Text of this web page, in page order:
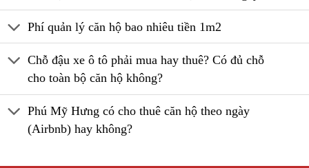
Phí quản lý căn hộ bao nhiêu tiền 1m2
Chỗ đậu xe ô tô phải mua hay thuê? Có đủ chỗ
cho toàn bộ căn hộ không?
Phú Mỹ Hưng có cho thuê căn hộ theo ngày
(Airbnb) hay không?